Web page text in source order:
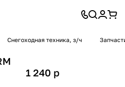
Снегоходная техника, з/ч
1 240 p